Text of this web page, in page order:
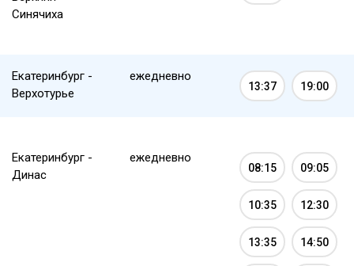
Синячиха
Екатеринбург -
Верхотурье
ежедневно
13:37 19:00
Екатеринбург -
Динас
ежедневно
08:15 09:05
10:35 12:30
13:35 14:50